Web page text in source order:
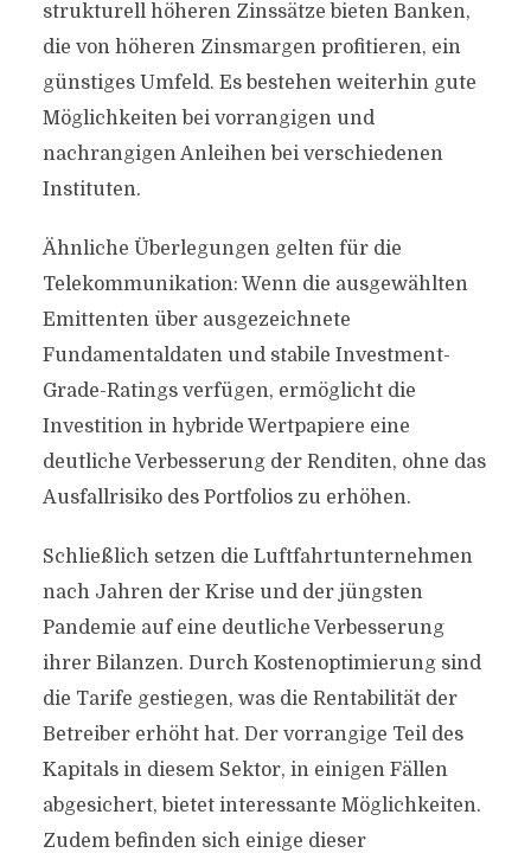
strukturell höheren Zinssätze bieten Banken,
die von höheren Zinsmargen profitieren, ein
günstiges Umfeld. Es bestehen weiterhin gute
Möglichkeiten bei vorrangigen und
nachrangigen Anleihen bei verschiedenen
Instituten.
Ähnliche Überlegungen gelten für die
Telekommunikation: Wenn die ausgewählten
Emittenten über ausgezeichnete
Fundamentaldaten und stabile Investment-
Grade-Ratings verfügen, ermöglicht die
Investition in hybride Wertpapiere eine
deutliche Verbesserung der Renditen, ohne das
Ausfallrisiko des Portfolios zu erhöhen.
Schließlich setzen die Luftfahrtunternehmen
nach Jahren der Krise und der jüngsten
Pandemie auf eine deutliche Verbesserung
ihrer Bilanzen. Durch Kostenoptimierung sind
die Tarife gestiegen, was die Rentabilität der
Betreiber erhöht hat. Der vorrangige Teil des
Kapitals in diesem Sektor, in einigen Fällen
abgesichert, bietet interessante Möglichkeiten.
Zudem befinden sich einige dieser